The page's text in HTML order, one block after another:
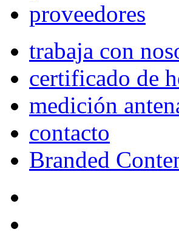
proveedores
trabaja con
certificado de
medición
contacto
Branded